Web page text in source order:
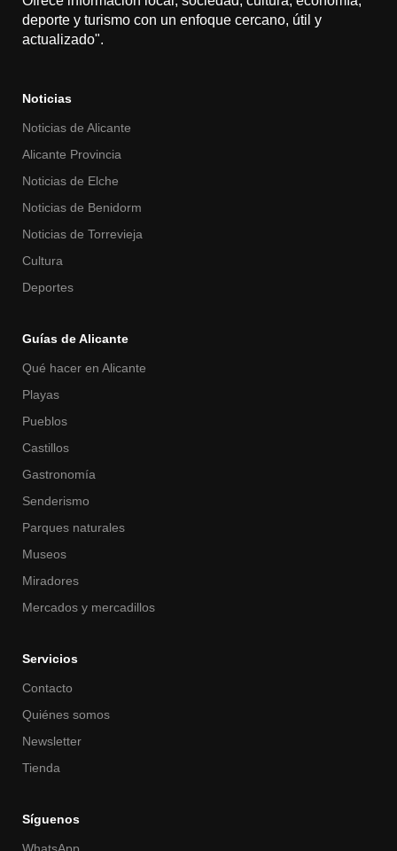
deporte y turismo con un enfoque cercano, útil y
actualizado".
Noticias
Noticias de Alicante
Alicante Provincia
Noticias de Elche
Noticias de Benidorm
Noticias de Torrevieja
Cultura
Deportes
Guías de Alicante
Qué hacer en Alicante
Playas
Pueblos
Castillos
Gastronomía
Senderismo
Parques naturales
Museos
Miradores
Mercados y mercadillos
Servicios
Contacto
Quiénes somos
Newsletter
Tienda
Síguenos